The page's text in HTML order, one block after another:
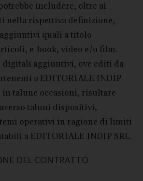
includere, oltre ai
nella rispettiva definizione,
quali a titolo
e-book, video e/o film.
aggiuntivi, ove editi da
a EDITORIALE INDIP
in talune occasioni, risultare
taluni dispositivi,
operativi in ragione di limiti
a EDITORIALE INDIP SRL.
DEL CONTRATTO